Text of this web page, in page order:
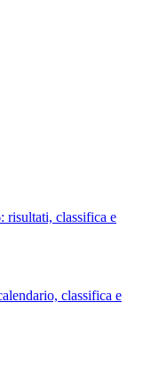
risultati, classifica e
classifica e